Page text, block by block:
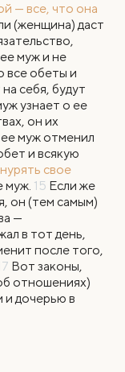
— все, что она
(женщина) даст
муж и не
все обеты и
себя, будут
узнает о ее
он их
муж отменил
и всякую
свое
муж. 15 Если же
он (тем самым)
—
в тот день,
после того,
Вот законы,
отношениях)
дочерью в